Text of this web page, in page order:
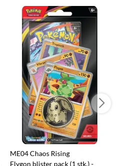
ME04 Chaos Rising
Flygon blister pack (1 stk.) -